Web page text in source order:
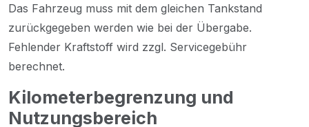
Das Fahrzeug muss mit dem gleichen Tankstand
zurückgegeben werden wie bei der Übergabe.
Fehlender Kraftstoff wird zzgl. Servicegebühr
berechnet.
Kilometerbegrenzung und
Nutzungsbereich